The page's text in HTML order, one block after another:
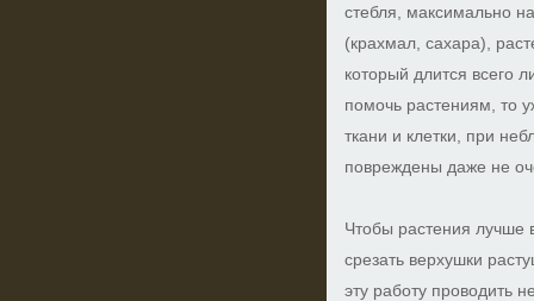
стебля, максимально
(крахмал, сахара),
который длится всего
помочь растениям, то
ткани и клетки, при
повреждены даже не
Чтобы растения лучше
срезать верхушки
эту работу проводить